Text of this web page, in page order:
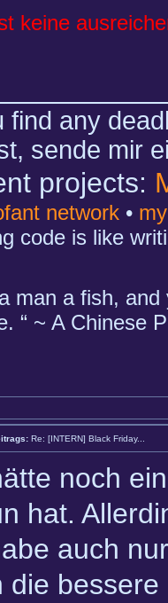
keine
find any
sende mir
projects:
network •
code is like
man a fish,
“ ~ A Chinese
Re: [INTERN] Black Friday...
noch
hat.
auch
die